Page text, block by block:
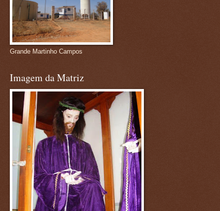
Grande Martinho Campos
Imagem da Matriz